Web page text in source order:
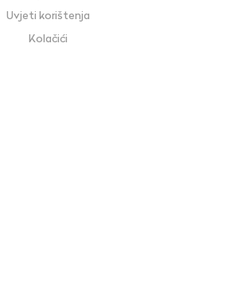
Uvjeti korištenja
Kolačići